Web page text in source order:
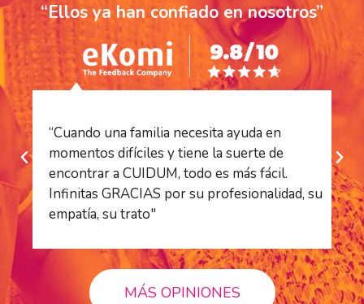
“Ellos ya han confiado en nosotros”
“Cuando una familia necesita ayuda en
momentos difíciles y tiene la suerte de
encontrar a CUIDUM, todo es más fácil.
Infinitas GRACIAS por su profesionalidad, su
empatía, su trato"
MÁS OPINIONES